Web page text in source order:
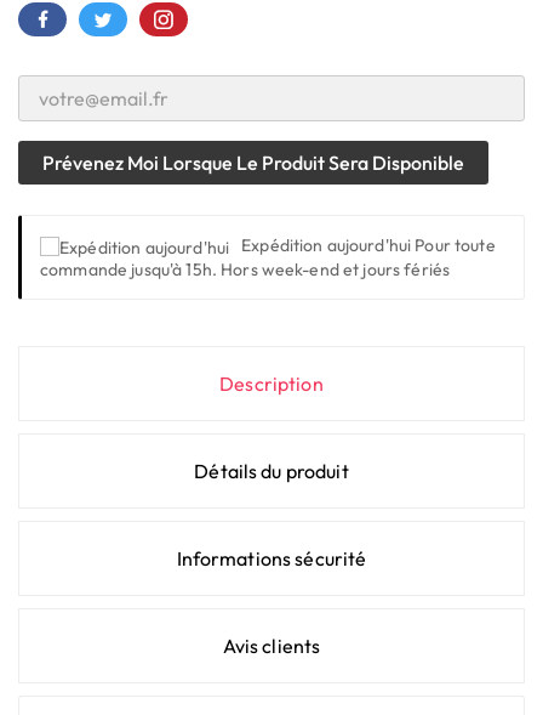
Prévenez Moi Lorsque Le Produit Sera Disponible
Expédition aujourd'hui Pour toute
commande jusqu'à 15h. Hors week-end et jours fériés
Description
Détails du produit
Informations sécurité
Avis clients